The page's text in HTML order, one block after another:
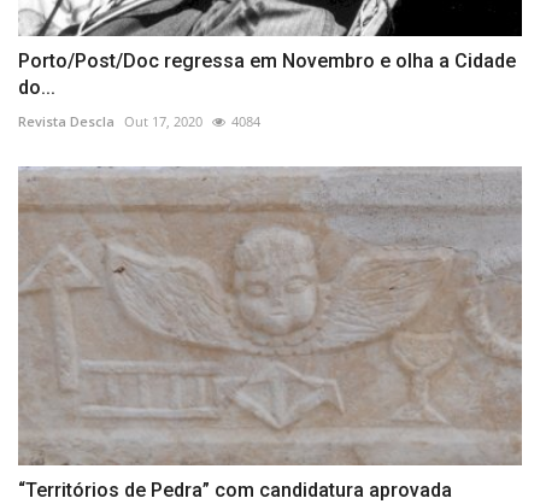
Porto/Post/Doc regressa em Novembro e olha a Cidade
do...
Revista Descla Out 17, 2020 4084
“Territórios de Pedra” com candidatura aprovada